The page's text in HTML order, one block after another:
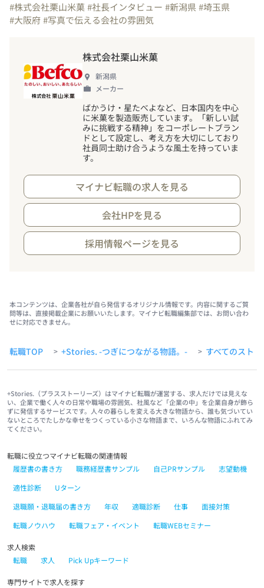
#株式会社栗山米菓#社長インタビュー #新潟県#埼玉県
#大阪府#写真で伝える会社の雰囲気
株式会社栗山米菓
新潟県
メーカー
ばかうけ・星たべよなど、日本国内を中心
に米菓を製造販売しています。「新しい試
みに挑戦する精神」をコーポレートブラン
ドとして設定し、考え方を大切にしており
社員同士助け合うような風土を持っていま
す。
マイナビ転職の求人を見る
会社HPを見る
採用情報ページを見る
本コンテンツは、企業各社が自ら発信するオリジナル情報です。内容に関するご質
問等は、直接掲載企業にお願いいたします。マイナビ転職編集部では、お問い合わ
せに対応できません。
転職TOP > +Stories. -つぎにつながる物語。- > すべてのスト
+Stories.（プラスストーリーズ）はマイナビ転職が運営する、求人だけでは見えな
い、企業で働く人々の日常や職場の雰囲気、社風など「企業の中」を企業自身が飾ら
ずに発信するサービスです。人々の暮らしを変える大きな物語から、誰も気づいてい
ないところでたしかな幸せをつくっている小さな物語まで、いろんな物語にふれてみ
てください。
転職に役立つマイナビ転職の関連情報
履歴書の書き方
職務経歴書サンプル 自己PRサンプル
志望動機
適性診断
Uターン
退職願・退職届の書き方
年収 適職診断 仕事
面接対策
転職ノウハウ
転職フェア・イベント 転職WEBセミナー
求人検索
転職
求人 Pick Upキーワード
専門サイトで求人を探す